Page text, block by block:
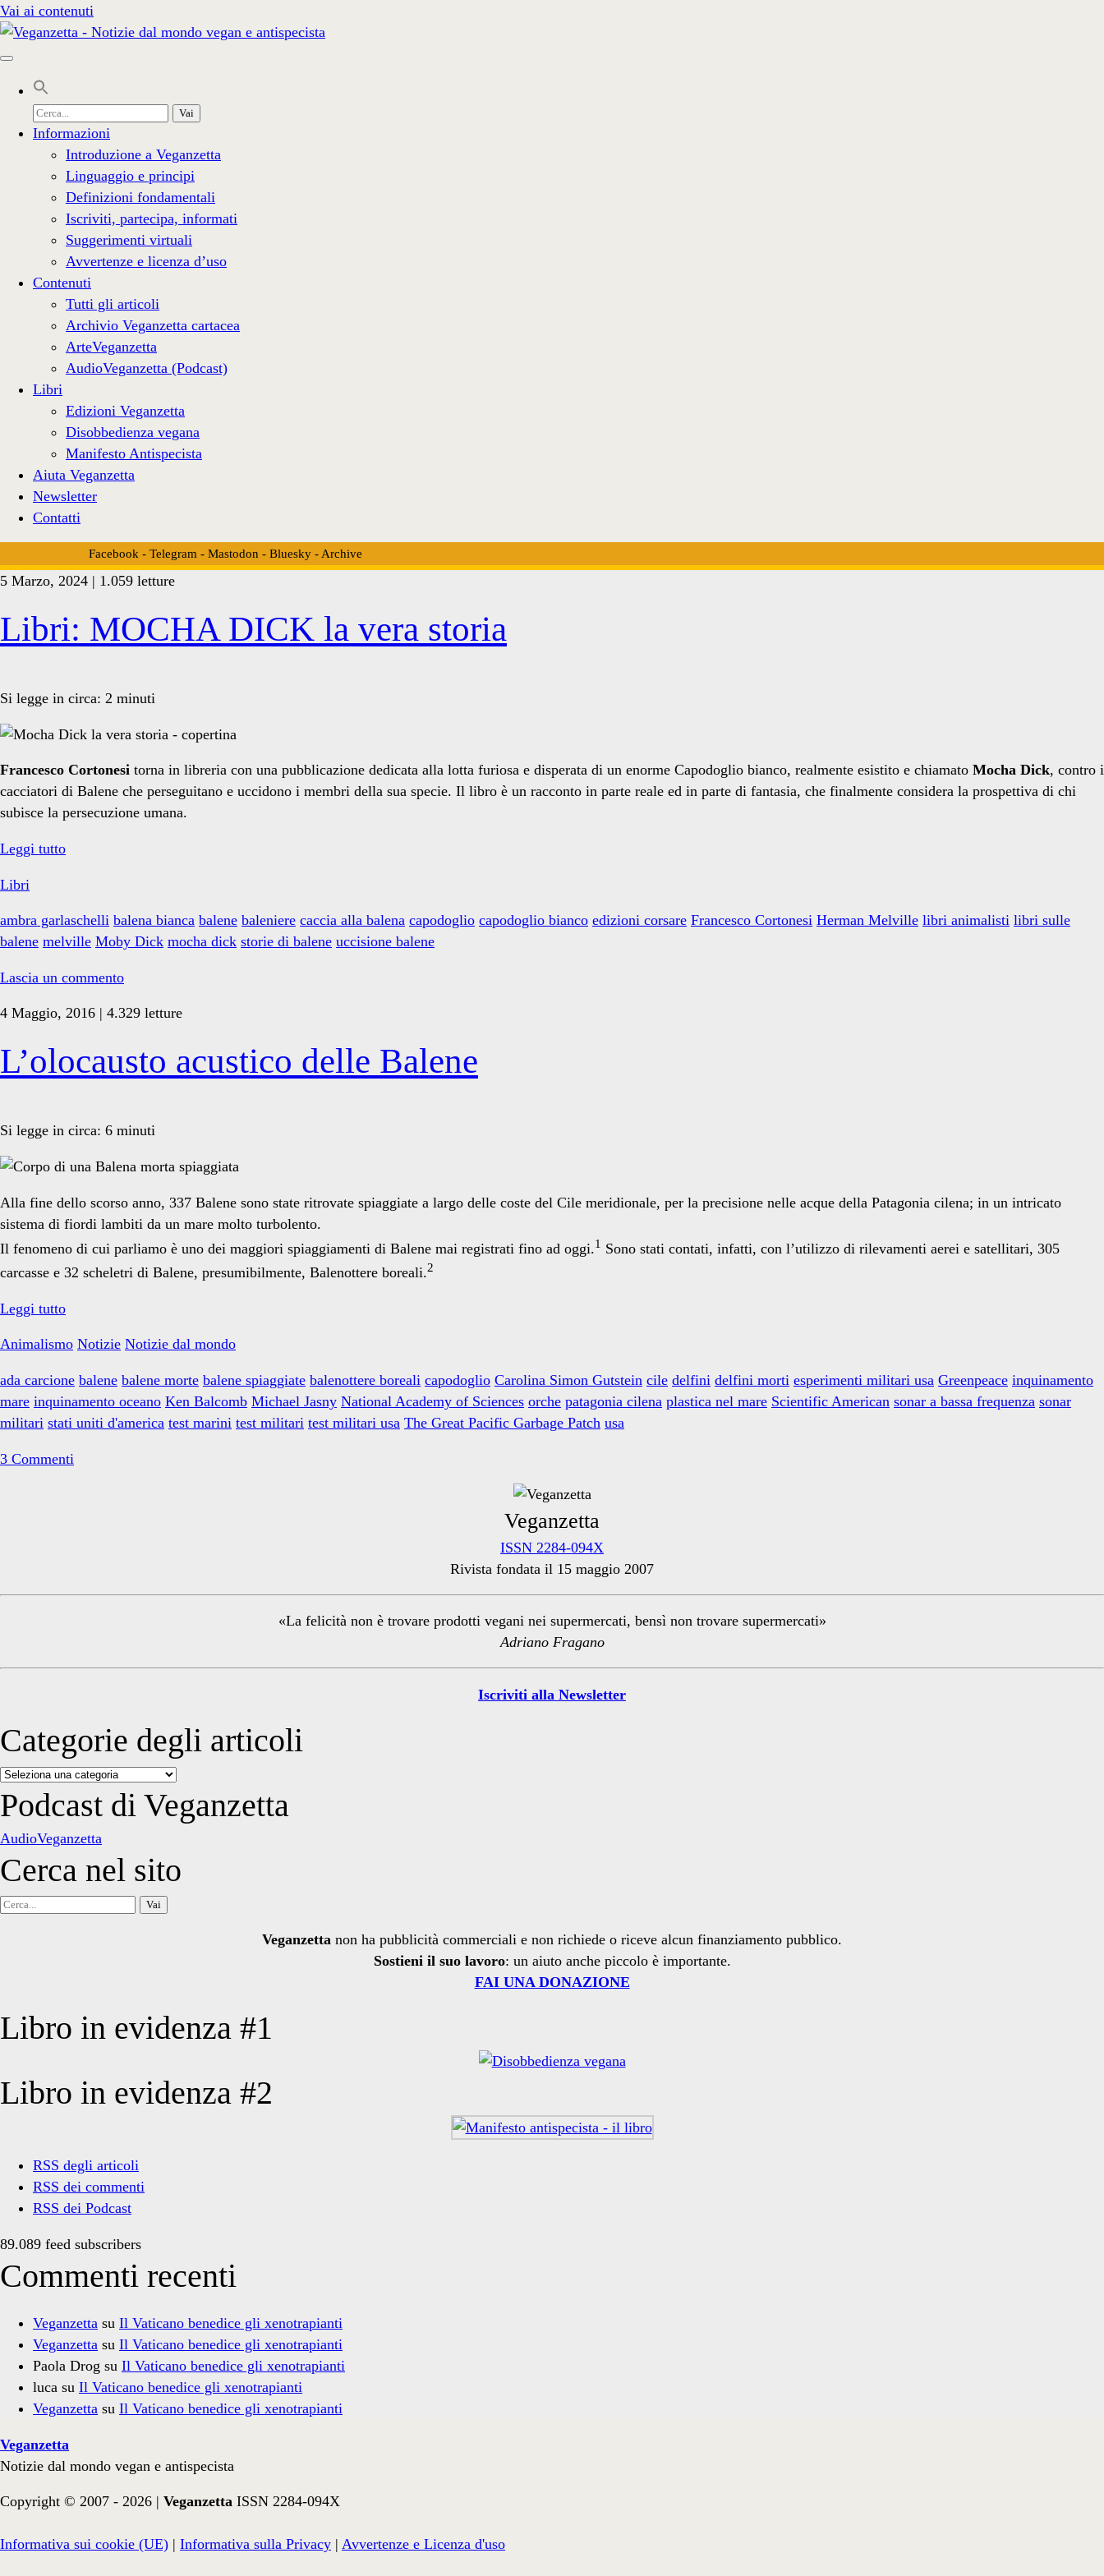
Vai ai contenuti
Cerca
per:
Informazioni
Introduzione a Veganzetta
Linguaggio e principi
Definizioni fondamentali
Iscriviti, partecipa, informati
Suggerimenti virtuali
Avvertenze e licenza d’uso
Contenuti
Tutti gli articoli
Archivio Veganzetta cartacea
ArteVeganzetta
AudioVeganzetta (Podcast)
Libri
Edizioni Veganzetta
Disobbedienza vegana
Manifesto Antispecista
Aiuta Veganzetta
Newsletter
Contatti
Facebook - Telegram - Mastodon - Bluesky- Archive
Tag:
5 Marzo, 2024 | 1.059 letture
Libri: MOCHA DICK la vera storia
Si legge in circa: 2 minuti
Francesco Cortonesi torna in libreria con una pubblicazione dedicata alla lotta furiosa e disperata di un enorme Capodoglio bianco, realmente esistito e chiamato Mocha Dick, contro i
cacciatori di Balene che perseguitano e uccidono i membri della sua specie. Il libro è un racconto in parte reale ed in parte di fantasia, che finalmente considera la prospettiva di chi
subisce la persecuzione umana.
Leggi tuttoLibri:
vera
Libri
ambra garlaschelli balena bianca balene baleniere caccia alla balena capodoglio capodoglio bianco edizioni corsare Francesco Cortonesi Herman Melville libri animalisti libri sulle
balene melville Moby Dick mocha dick storie di balene uccisione balene
Lascia un commento
4 Maggio, 2016 | 4.329 letture
L’olocausto acustico delle Balene
Si legge in circa: 6 minuti
Alla fine dello scorso anno, 337 Balene sono state ritrovate spiaggiate a largo delle coste del Cile meridionale, per la precisione nelle acque della Patagonia cilena; in un intricato
sistema di fiordi lambiti da un mare molto turbolento.
Il fenomeno di cui parliamo è uno dei maggiori spiaggiamenti di Balene mai registrati fino ad oggi.1 Sono stati contati, infatti, con l’utilizzo di rilevamenti aerei e satellitari, 305
carcasse e 32 scheletri di Balene, presumibilmente, Balenottere boreali.2
Leggi tuttoL’olocausto
delle
Balene
Animalismo Notizie Notizie dal mondo
ada carcione balene balene morte balene spiaggiate balenottere boreali capodoglio Carolina Simon Gutstein cile delfini delfini morti esperimenti militari usa Greenpeace inquinamento
mare inquinamento oceano Ken Balcomb Michael Jasny National Academy of Sciences orche patagonia cilena plastica nel mare Scientific American sonar a bassa frequenza sonar
militari stati uniti d'america test marini test militari test militari usa The Great Pacific Garbage Patch usa
3 Commenti
Sidebar
Veganzetta
ISSN 2284-094X
Rivista fondata il 15 maggio 2007
«La felicità non è trovare prodotti vegani nei supermercati, bensì non trovare supermercati»
Adriano Fragano
Iscriviti alla Newsletter
Categorie degli articoli
Categorie
degli
articoli
Podcast di Veganzetta
AudioVeganzetta
Cerca nel sito
Cerca
Veganzetta non ha pubblicità commerciali e non richiede o riceve alcun finanziamento pubblico.
Sostieni il suo lavoro: un aiuto anche piccolo è importante.
FAI UNA DONAZIONE
Libro in evidenza #1
Libro in evidenza #2
RSS degli articoli
RSS dei commenti
RSS dei Podcast
89.089 feed subscribers
Commenti recenti
Veganzetta su Il Vaticano benedice gli xenotrapianti
Veganzetta su Il Vaticano benedice gli xenotrapianti
Paola Drog su Il Vaticano benedice gli xenotrapianti
luca su Il Vaticano benedice gli xenotrapianti
Veganzetta su Il Vaticano benedice gli xenotrapianti
Veganzetta
Notizie dal mondo vegan e antispecista
Copyright © 2007 - 2026 | Veganzetta ISSN 2284-094X
Informativa sui cookie (UE) | Informativa sulla Privacy | Avvertenze e Licenza d'uso